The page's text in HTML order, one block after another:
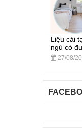
Liệu cải
ngủ có
27/08/